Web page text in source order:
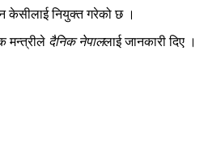
केसीलाई नियुक्त गरेको छ ।
मन्त्रीले दैनिक नेपाललाई जानकारी दिए ।